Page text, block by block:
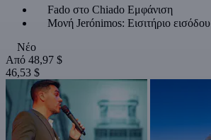
Fado στο Chiado Εμφάνιση
Μονή Jerónimos: Εισιτήριο εισόδου
Νέο
Από 48,97 $
46,53 $